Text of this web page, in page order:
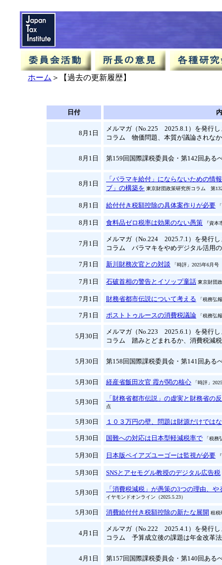
ホーム ＞【過去の更新履歴】
日付
8月1日
メルマガ（No.225 2025.8.1）を発行し
コラム 物価問題、本質が議論されな
8月1日 第159回国際課税委員会・第142回ある
8月1日
「バラマキ給付」にならないための情
ブ」の構築を 東京財団政策研究所コラム 第
8月1日 給付付き税額控除の具体案作りが必要
8月1日 食料品ゼロ税率は効果のない愚策 『資本
7月1日
メルマガ（No.224 2025.7.1）を発行し
コラム バラマキをやめデジタル活用
7月1日 新川財務次官との対談 「時評」2025年6月号
7月1日 石破首相の警告とイソップ童話 東京財団
7月1日 財務省都市伝説について考える 「税務弘
7月1日 ポストトゥルースの消費税議論 「税務弘
5月30日
メルマガ（No.223 2025.6.1）を発行し
コラム 踏みとどまれるか、消費税減税
5月30日 第158回国際課税委員会・第141回ある
5月30日 経産省飯田次官 霞が関の核心 「時評」
5月30日 「財務省都市伝説」の虚実と財務省の
点
5月30日 １０３万円の壁、問題は財源だけでは
5月30日 国難への対応は日本型軽減税率で 「税務
5月30日 日本版ペイアズユーゴーは監視が必要
5月30日 SNSとアセモグル教授のデジタル広告税
5月30日 「消費税減税」が愚策の3つの理由、
イヤモンドオンライン（2025.5.23）
5月30日 消費給付付き税額控除の新たな展開 租税
4月1日
メルマガ（No.222 2025.4.1）を発行し
コラム 予算成立後の課題は年金改革法
4月1日 第157回国際課税委員会・第140回ある